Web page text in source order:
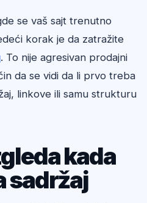
se vaš sajt trenutno
korak je da zatražite
. To nije agresivan prodajni
da se vidi da li prvo treba
linkove ili samu strukturu
kada
sadržaj